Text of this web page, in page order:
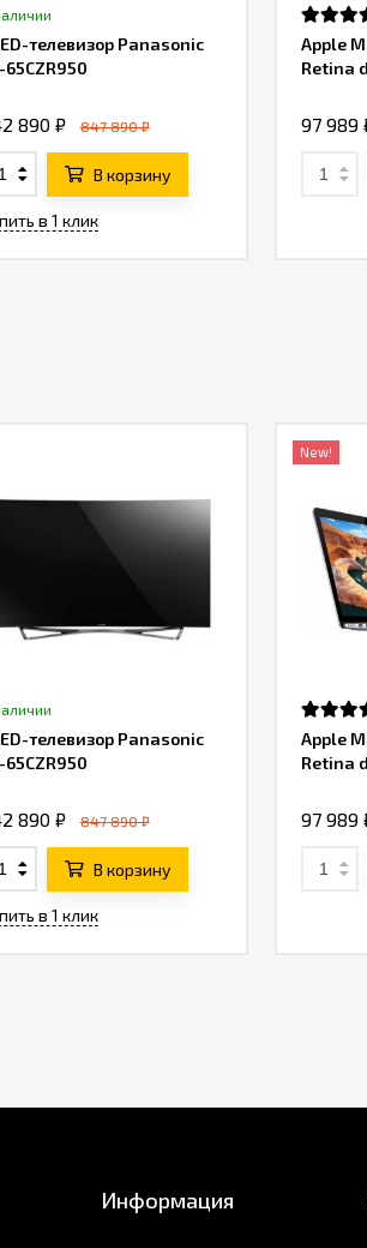
телевизор Panasonic
65CZR950
890 ₽ 847 890 ₽
В корзину
в 1 клик
Apple
Retina
97 989
телевизор Panasonic
65CZR950
890 ₽ 847 890 ₽
В корзину
в 1 клик
New!
Apple
Retina
97 989
Информация